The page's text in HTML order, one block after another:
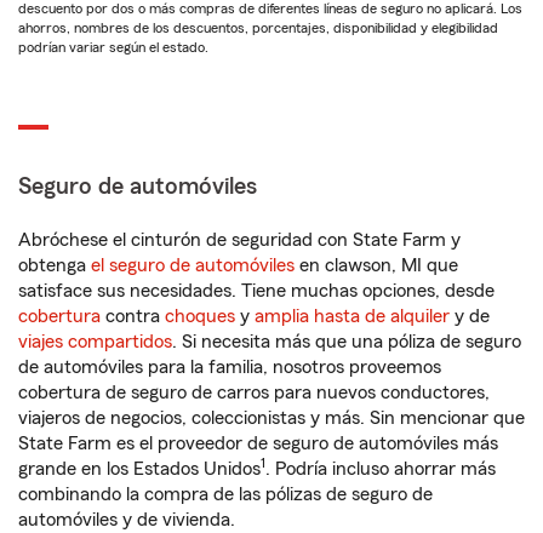
descuento por dos o más compras de diferentes líneas de seguro no aplicará. Los
ahorros, nombres de los descuentos, porcentajes, disponibilidad y elegibilidad
podrían variar según el estado.
Seguro de automóviles
Abróchese el cinturón de seguridad con State Farm y
obtenga el seguro de automóviles en clawson, MI que
satisface sus necesidades. Tiene muchas opciones, desde
cobertura contra choques y amplia hasta de alquiler y de
viajes compartidos. Si necesita más que una póliza de seguro
de automóviles para la familia, nosotros proveemos
cobertura de seguro de carros para nuevos conductores,
viajeros de negocios, coleccionistas y más. Sin mencionar que
State Farm es el proveedor de seguro de automóviles más
grande en los Estados Unidos1. Podría incluso ahorrar más
combinando la compra de las pólizas de seguro de
automóviles y de vivienda.